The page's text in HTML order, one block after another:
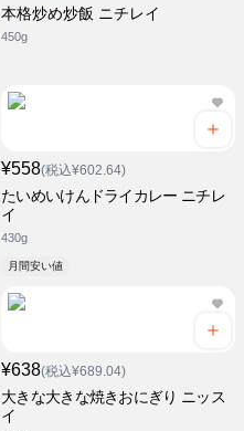
本格炒め炒飯 ニチレイ
450g
¥558(税込¥602.64)
たいめいけんドライカレー ニチレ
イ
430g
月間安い値
¥638(税込¥689.04)
大きな大きな焼きおにぎり ニッス
イ